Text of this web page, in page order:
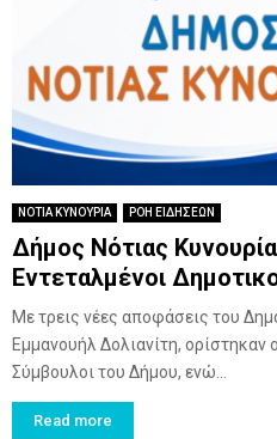
ΝΟΤΙΑ ΚΥΝΟΥΡΙΑ ΡΟΗ ΕΙΔΗΣΕΩΝ
Δήμος Νότιας
Εντεταλμένοι
Με τρεις νέες αποφάσεις του
Εμμανουήλ Δολιανίτη, ορίστηκαν
Σύμβουλοι του Δήμου, ενώ...
Read more